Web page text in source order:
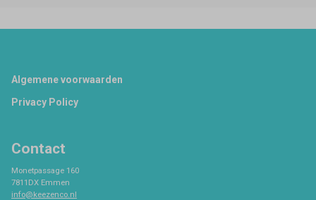
Footer
Algemene voorwaarden
Privacy Policy
Contact
Monetpassage 160
7811DX Emmen
info@keezenco.nl